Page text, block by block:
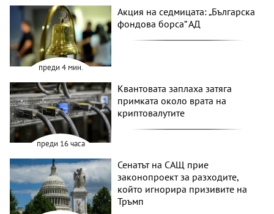
преди 4 мин.
Акция на седмицата: „Българска
фондова борса“ АД
преди 16 часа
Квантовата заплаха затяга
примката около врата на
криптовалутите
Сенатът на САЩ прие
законопроект за разходите,
който игнорира призивите на
Тръмп